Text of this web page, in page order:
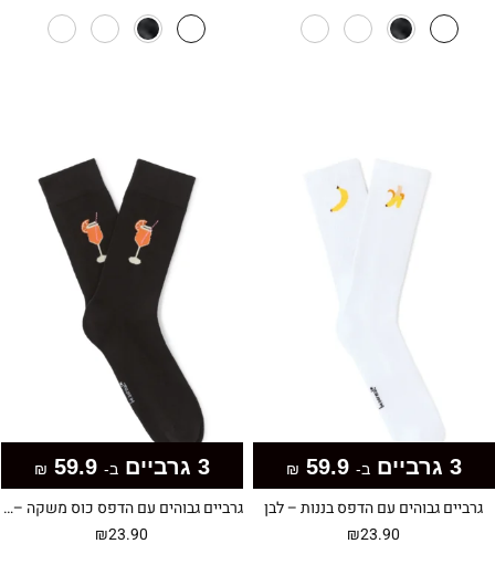
3 גרביים ב- ₪
גרביים גבוהים עם הדפס בננות – לבן
₪23.90
3 גרביים ב- 59.9
₪
גרביים גבוהים עם הדפס כוס משקה – שחור
₪23.90